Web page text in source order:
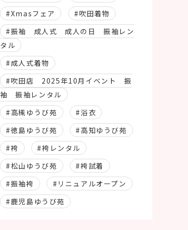
#Xmasフェア
#吹田着物
#振袖 成人式 成人の日 振袖レン
タル
#成人式着物
#吹田店 2025年10月イベント 振
袖 振袖レンタル
#高槻ゆうび苑
#浴衣
#徳島ゆうび苑
#高知ゆうび苑
#袴
#袴レンタル
#松山ゆうび苑
#袴試着
#振袖袴
#リニュアルオープン
#鹿児島ゆうび苑